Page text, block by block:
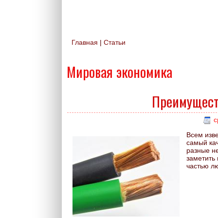
Вы здесь
Главная | Статьи
Мировая экономика
Всем
самый
разные
частью